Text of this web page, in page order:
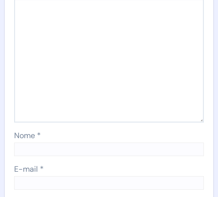
Nome *
E-mail *